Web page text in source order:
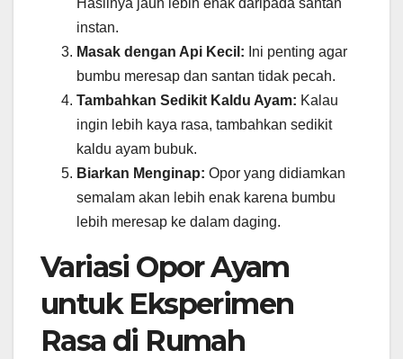
instan.
Masak dengan Api Kecil: Ini penting agar
bumbu meresap dan santan tidak pecah.
Tambahkan Sedikit Kaldu Ayam: Kalau
ingin lebih kaya rasa, tambahkan sedikit
kaldu ayam bubuk.
Biarkan Menginap: Opor yang didiamkan
semalam akan lebih enak karena bumbu
lebih meresap ke dalam daging.
Variasi Opor Ayam
untuk Eksperimen
Rasa di Rumah